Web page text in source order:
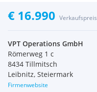
€ 16.990 Verkaufspreis
VPT Operations GmbH
Römerweg 1 c
8434 Tillmitsch
Leibnitz, Steiermark
Firmenwebsite